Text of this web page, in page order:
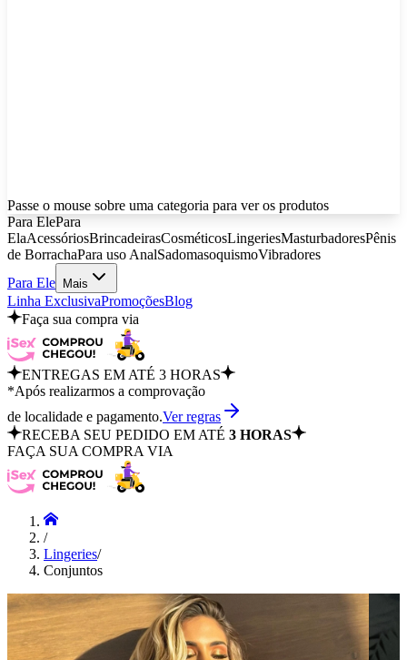
Passe o mouse sobre uma categoria para ver os produtos
Para ElePara
ElaAcessóriosBrincadeirasCosméticosLingeriesMasturbadoresPênis
de BorrachaPara uso AnalSadomasoquismoVibradores
Para Ele
Mais
Linha ExclusivaPromoçõesBlog
Faça sua compra via
ENTREGAS EM ATÉ 3 HORAS
*Após realizarmos a comprovação
de localidade e pagamento.Ver regras
RECEBA SEU PEDIDO EM ATÉ 3 HORAS
FAÇA SUA COMPRA VIA
/
Lingeries/
Conjuntos